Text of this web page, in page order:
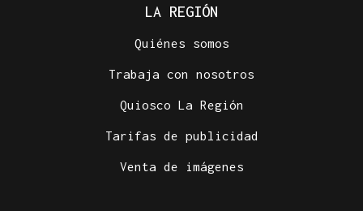
LA REGIÓN
Quiénes somos
Trabaja con nosotros
Quiosco La Región
Tarifas de publicidad
Venta de imágenes